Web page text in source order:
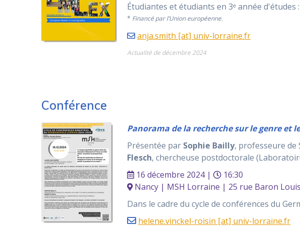
Étudiantes et étudiants en 3ᵉ année
* Financé par l’Union européenne.
anja.smith [at] univ-lorraine.fr
Actualité de décembre 2024
Conférence
Panorama de la recherche sur le genre et
Présentée par Sophie Bailly, professeure de
Flesch, chercheuse postdoctorale
16 décembre 2024 |
16:30
Nancy | MSH Lorraine | 25 rue Baron
Dans le cadre du cycle de conférences du
helene.vinckel-roisin [at] univ-lorraine.fr